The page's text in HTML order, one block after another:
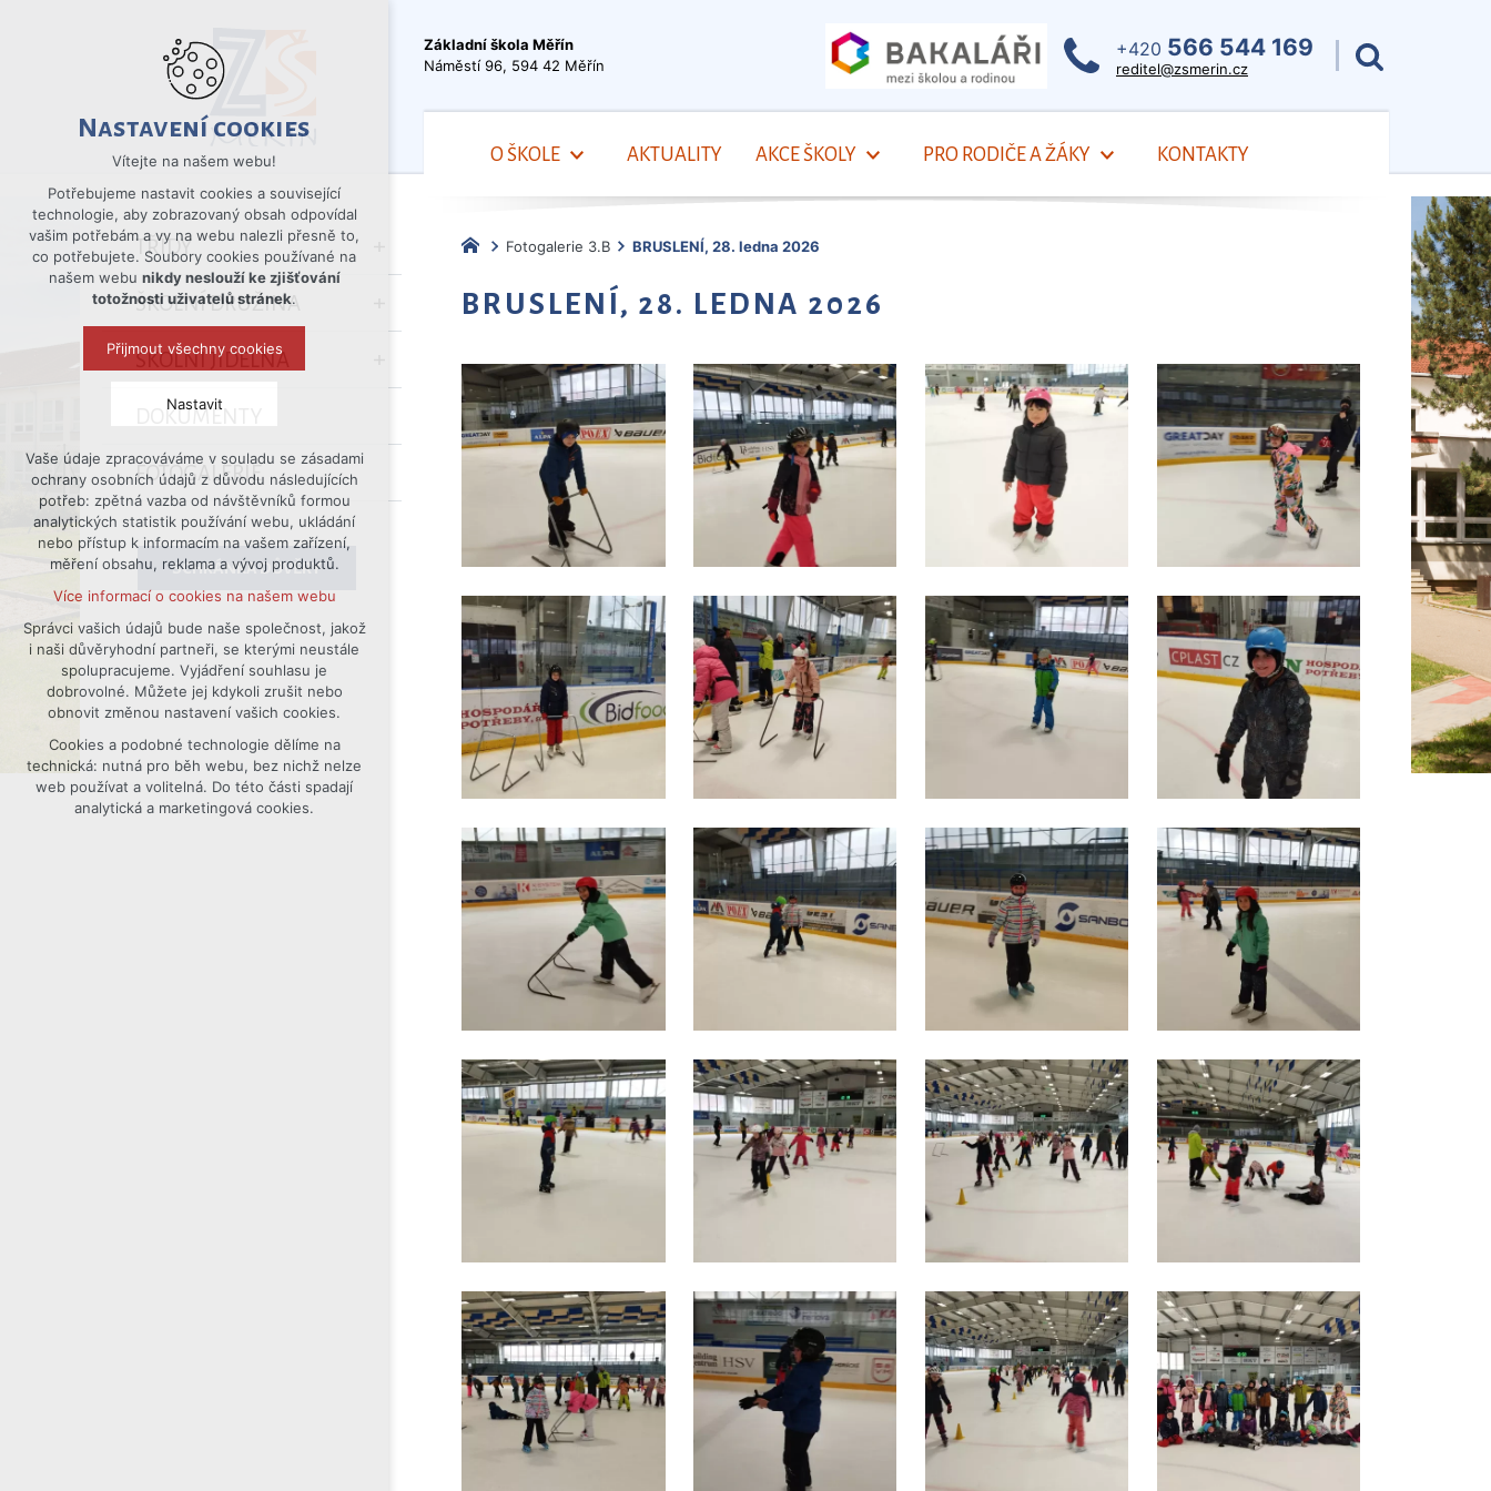
Základní škola Měřín
Náměstí 96, 594 42 Měřín
+420 566 544 169
reditel@zsmerin.cz
O ŠKOLE AKTUALITY AKCE ŠKOLY PRO RODIČE A ŽÁKY KONTAKTY
TŘÍDY
ŠKOLNÍ DRUŽINA
ŠKOLNÍ JÍDELNA
DOKUMENTY
FOTOGALERIE
SCHRÁNKA DŮVĚRY
Fotogalerie 3.B BRUSLENÍ, 28. ledna 2026
BRUSLENÍ, 28. LEDNA 2026
Nastavení cookies
Vítejte na našem webu!
Potřebujeme nastavit cookies a související
technologie, aby zobrazovaný obsah odpovídal
vašim potřebám a vy na webu nalezli přesně to,
co potřebujete. Soubory cookies používané na
našem webu nikdy neslouží ke zjišťování
totožnosti uživatelů stránek.
Přijmout všechny cookies
Nastavit
Technická cookies
nutná pro provozování webu
udržení kontextu stránek (session):
případná přihlášení, volby jazyka, apod.
Volitelná cookies
analytická pro anonymizované
vyhodnocení návštěvnosti
marketingová cookies (Google)
Více informací o cookies na našem webu
Přijmout všechny cookies
Odmítnout vše
Vaše údaje zpracováváme v souladu se zásadami
ochrany osobních údajů z důvodu následujících
potřeb: zpětná vazba od návštěvníků formou
analytických statistik používání webu, ukládání
nebo přístup k informacím na vašem zařízení,
měření obsahu, reklama a vývoj produktů.
Více informací o cookies na našem webu
Správci vašich údajů bude naše společnost, jakož
i naši důvěryhodní partneři, se kterými neustále
spolupracujeme. Vyjádření souhlasu je
dobrovolné. Můžete jej kdykoli zrušit nebo
obnovit změnou nastavení vašich cookies.
Cookies a podobné technologie dělíme na
technická: nutná pro běh webu, bez nichž nelze
web používat a volitelná. Do této části spadají
analytická a marketingová cookies.